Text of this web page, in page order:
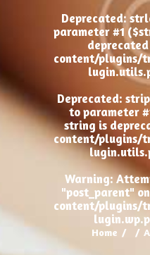
Deprecated:
parameter #1
content/plugins/
Deprecated:
to parameter
string is
content/plugins/
Warning:
"post_parent"
content/plugins/
Home